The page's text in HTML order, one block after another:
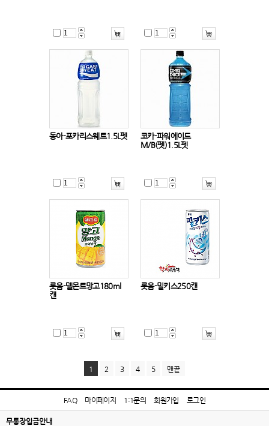
동아-포카리스웨트1.5L펫
코카-파워에이드
M/B(펫)1.5L펫
롯음-델몬트망고180ml
캔
롯음-밀키스250캔
1 2 3 4 5 맨끝
FAQ 마이페이지 1:1문의 회원가입 로그인
무통장입금안내